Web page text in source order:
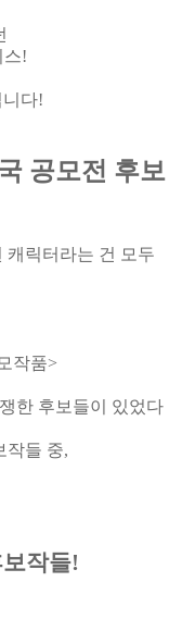
스!
다!
공모전 후보
캐릭터라는 건 모두
작품>
한 후보들이 있었다
작들 중,
작들!